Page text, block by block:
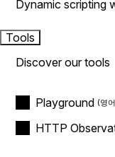
Dynamic scripting
Tools
Discover our tools
Playground
HTTP